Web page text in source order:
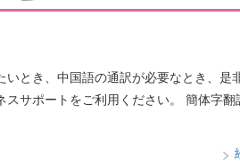
とき、中国語の通訳が必要なとき、是
サポートをご利用ください。 簡体字翻